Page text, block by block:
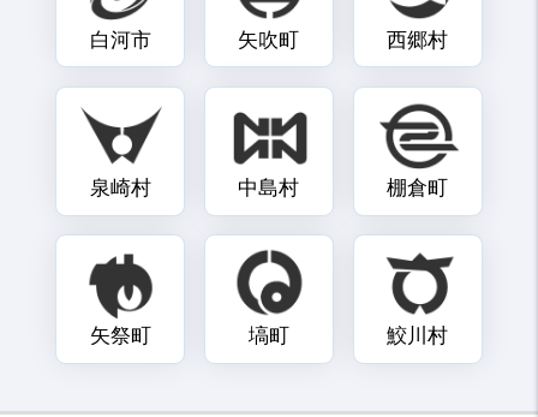
白河市 矢吹町 西郷村
泉崎村 中島村 棚倉町
矢祭町 塙町 鮫川村